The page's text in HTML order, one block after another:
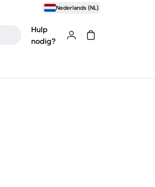
Nederlands (NL)
Hulp
nodig?